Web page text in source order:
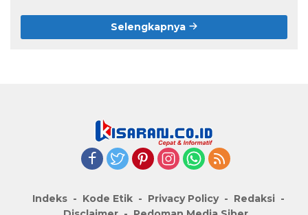
Selengkapnya
Indeks Kode Etik Privacy Policy
Redaksi